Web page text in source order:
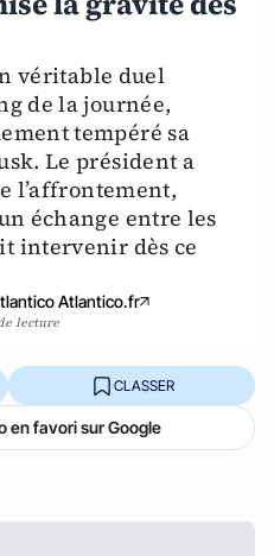
véritable duel
de la journée,
tempéré sa
Le président a
l’affrontement,
échange entre les
intervenir dès ce
Atlantico.fr
lecture
CLASSER
en favori sur Google